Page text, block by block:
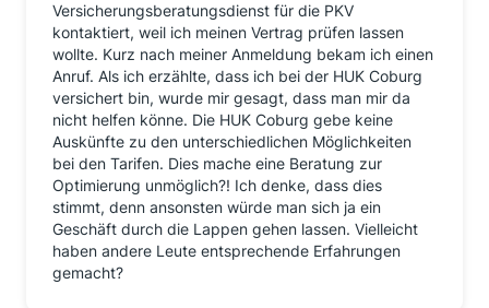
Versicherungsberatungsdienst für die PKV
kontaktiert, weil ich meinen Vertrag prüfen lassen
wollte. Kurz nach meiner Anmeldung bekam ich einen
Anruf. Als ich erzählte, dass ich bei der HUK Coburg
versichert bin, wurde mir gesagt, dass man mir da
nicht helfen könne. Die HUK Coburg gebe keine
Auskünfte zu den unterschiedlichen Möglichkeiten
bei den Tarifen. Dies mache eine Beratung zur
Optimierung unmöglich?! Ich denke, dass dies
stimmt, denn ansonsten würde man sich ja ein
Geschäft durch die Lappen gehen lassen. Vielleicht
haben andere Leute entsprechende Erfahrungen
gemacht?